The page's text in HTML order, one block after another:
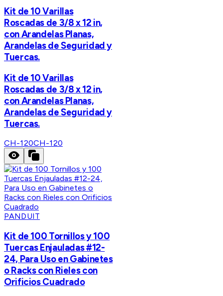
Kit de 10 Varillas
Roscadas de 3/8 x 12 in,
con Arandelas Planas,
Arandelas de Seguridad y
Tuercas.
Kit de 10 Varillas
Roscadas de 3/8 x 12 in,
con Arandelas Planas,
Arandelas de Seguridad y
Tuercas.
CH-120CH-120
PANDUIT
Kit de 100 Tornillos y 100
Tuercas Enjauladas #12-
24, Para Uso en Gabinetes
o Racks con Rieles con
Orificios Cuadrado